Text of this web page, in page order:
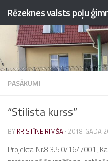
Skip to content
Rēzeknes valsts poļu
PASĀKUMI
“Stilista kurss”
BY KRISTĪNE RIMŠA · 2018. GADA
Projekta Nr.8.3.5.0/16/I/001